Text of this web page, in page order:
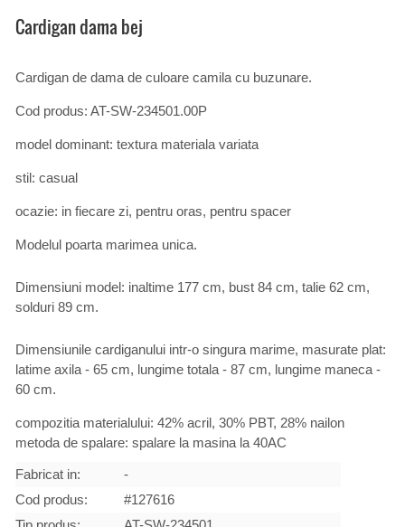
Cardigan dama bej
Cardigan de dama de culoare camila cu buzunare.
Cod produs: AT-SW-234501.00P
model dominant: textura materiala variata
stil: casual
ocazie: in fiecare zi, pentru oras, pentru spacer
Modelul poarta marimea unica.
Dimensiuni model: inaltime 177 cm, bust 84 cm, talie 62 cm,
solduri 89 cm.
Dimensiunile cardiganului intr-o singura marime, masurate plat:
latime axila - 65 cm, lungime totala - 87 cm, lungime maneca -
60 cm.
compozitia materialului: 42% acril, 30% PBT, 28% nailon
metoda de spalare: spalare la masina la 40AC
Fabricat in:
-
Cod produs:
#127616